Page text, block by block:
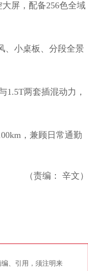
屏，配备256色全域
小桌板、分段全景
两套插混动力，
，兼顾日常通勤
（责编： 辛文）
、引用，须注明来